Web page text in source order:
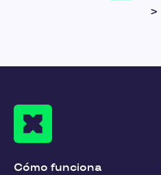
>
Cómo funciona